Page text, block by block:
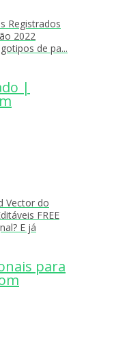
Registrados
2022
de pa...
|
Vector do
FREE
E já
para